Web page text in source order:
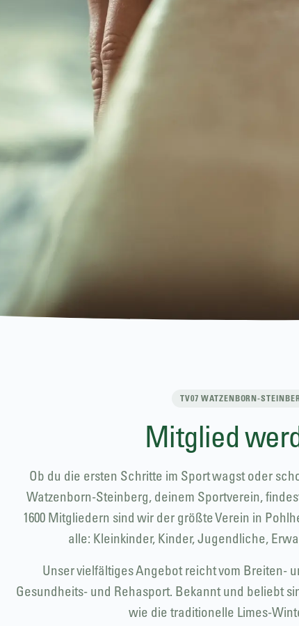
TV07 WATZENBORN-
Mitglied
Ob du die ersten Schritte im Sport wagst oder
Watzenborn-Steinberg, deinem Sportverein,
1600 Mitgliedern sind wir der größte Verein in
alle: Kleinkinder, Kinder, Jugendliche,
Unser vielfältiges Angebot reicht vom Breiten-
Gesundheits- und Rehasport. Bekannt und beliebt
wie die traditionelle Limes-